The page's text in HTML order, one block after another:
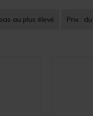
au plus élevé Prix :